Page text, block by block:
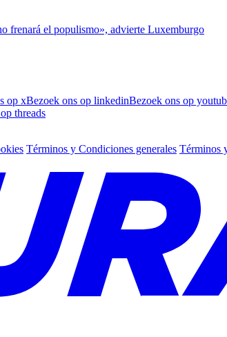
frenará el populismo», advierte Luxemburgo
op xBezoek ons op linkedinBezoek ons op
threads
Términos y Condiciones generales Términos